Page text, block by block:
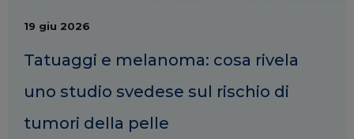
19 giu 2026
​Tatuaggi e melanoma: cosa rivela
uno studio svedese sul rischio di
tumori della pelle